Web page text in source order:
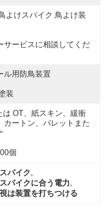
よけスパイク 鳥よけ装
サービスに相談してくだ
ル用防鳥装置
装
は OT、紙スキン、緩衝
カートン、パレットまた
個
パイク,
パイクに合う電力,
は装置を打ちつける